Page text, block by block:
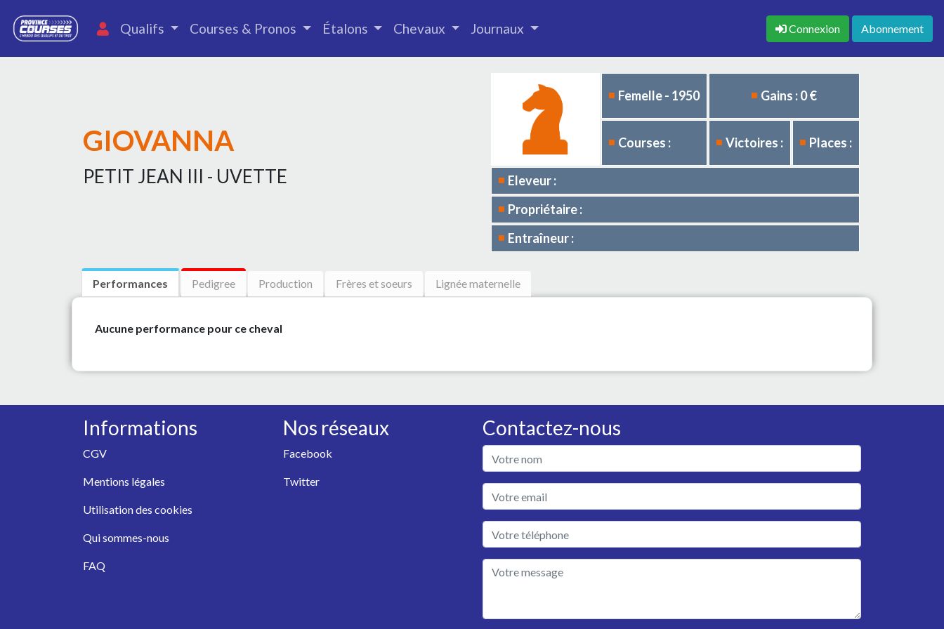
Qualifs Courses & Pronos Étalons Chevaux Journaux Connexion Abonnement
GIOVANNA
PETIT JEAN III - UVETTE
Femelle - 1950 Gains : 0 €
Courses : Victoires : Places :
Eleveur :
Propriétaire :
Entraîneur :
Performances Pedigree Production Frères et soeurs Lignée maternelle
Aucune performance pour ce cheval
Informations
CGV
Mentions légales
Utilisation des cookies
Qui sommes-nous
FAQ
Nos réseaux
Facebook
Twitter
Contactez-nous